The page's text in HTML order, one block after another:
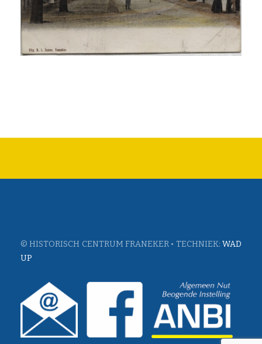
© HISTORISCH CENTRUM FRANEKER • TECHNIEK: WAD
UP